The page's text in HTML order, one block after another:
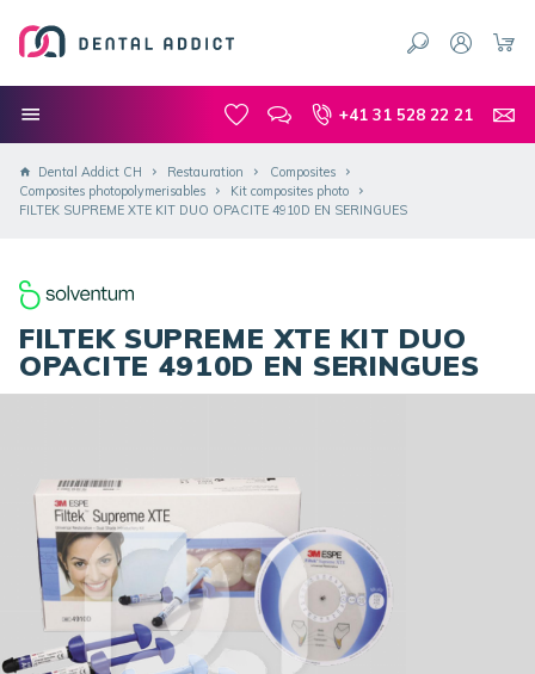
+41 31 528 22 21
Dental Addict CH Restauration
Composites
Composites photopolymerisables
Kit composites photo
FILTEK SUPREME XTE KIT DUO OPACITE 4910D EN SERINGUES
FILTEK SUPREME XTE KIT DUO
OPACITE 4910D EN SERINGUES